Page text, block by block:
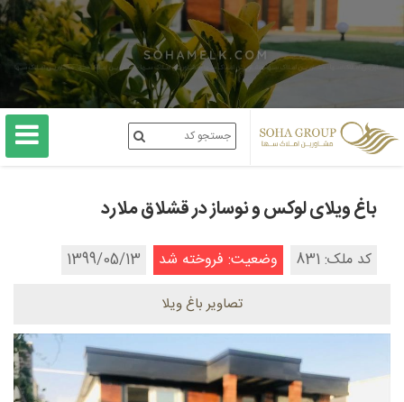
باغ ویلای لوکس و نوساز در قشلاق ملارد
کد ملک: 831 وضعیت: فروخته شد 1399/05/13
تصاویر باغ ویلا